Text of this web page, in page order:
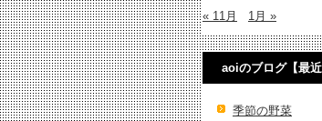
« 11月 1月 »
aoiのブログ【最近
季節の野菜